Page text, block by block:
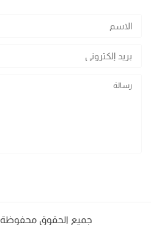
جميع الحقوق محفوظة ©